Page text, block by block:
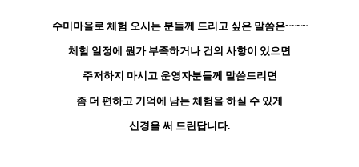
수미마을로 체험 오시는 분들께 드리고 싶은 말씀은~~~~
체험 일정에 뭔가 부족하거나 건의 사항이 있으면
주저하지 마시고 운영자분들께 말씀드리면
좀 더 편하고 기억에 남는 체험을 하실 수 있게
신경을 써 드린답니다.